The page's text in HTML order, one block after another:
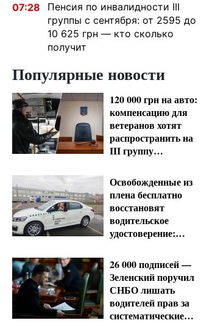
07:28
Пенсия по инвалидности III
группы с сентября: от 2595 до
10 625 грн — кто сколько
получит
Популярные новости
120 000 грн на авто:
компенсацию для
ветеранов хотят
распространить на
III группу
Освобожденные из
плена бесплатно
восстановят
водительское
удостоверение:
26 000 подписей —
Зеленский поручил
СНБО лишать
водителей прав за
систематические